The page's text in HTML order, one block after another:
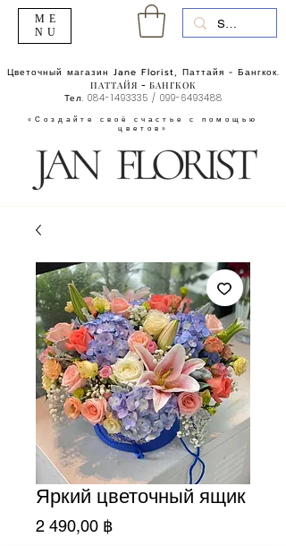
«Создайте своё счастье с помощью
цветов»
Цветочный магазин Jane Florist, Паттайя - Бангкок.
ПАТТАЙЯ - БАНГКОК
Тел. 084-1493335 / 099-6493488
ME
NU
Яркий цветочный ящик
2 490,00 ฿Цена